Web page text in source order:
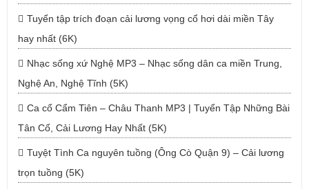
Tuyển tập trích đoạn cải lương vọng cổ hơi dài miền Tây
hay nhất (6K)
Nhạc sống xứ Nghệ MP3 – Nhạc sống dân ca miền Trung,
Nghệ An, Nghệ Tĩnh (5K)
Ca cổ Cẩm Tiên – Châu Thanh MP3 | Tuyển Tập Những Bài
Tân Cổ, Cải Lương Hay Nhất (5K)
Tuyệt Tình Ca nguyên tuồng (Ông Cò Quận 9) – Cải lương
trọn tuồng (5K)